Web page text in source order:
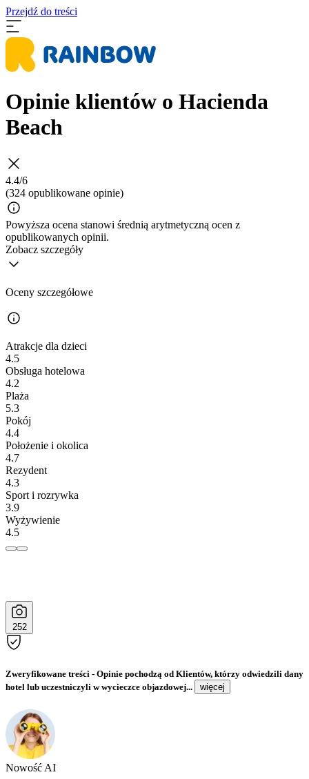
Przejdź do treści
Opinie klientów o Hacienda
Beach
4.4/6
(324 opublikowane opinie)
Powyższa ocena stanowi średnią arytmetyczną ocen z
opublikowanych opinii.
Zobacz szczegóły
Oceny szczegółowe
Atrakcje dla dzieci
4.5
Obsługa hotelowa
4.2
Plaża
5.3
Pokój
4.4
Położenie i okolica
4.7
Rezydent
4.3
Sport i rozrywka
3.9
Wyżywienie
4.5
252
Zweryfikowane treści - Opinie pochodzą od Klientów, którzy odwiedzili dany
hotel lub uczestniczyli w wycieczce objazdowej...
więcej
Nowość AI